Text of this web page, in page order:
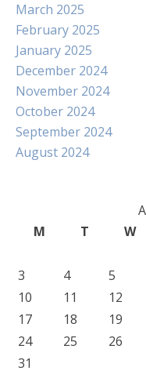
March 2025
February 2025
January 2025
December 2024
November 2024
October 2024
September 2024
August 2024
M
T W
3
4 5
10
11 12
17
18 19
24
25 26
31